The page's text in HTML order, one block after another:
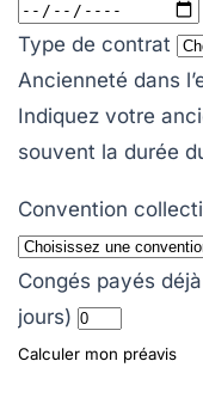
Type de contrat
Ancienneté dans
Indiquez votre
souvent la durée
Convention
Congés payés
jours)
Calculer mon préavis